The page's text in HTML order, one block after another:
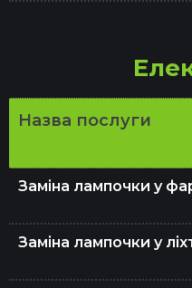
Назва послуги
Заміна лампочки у
Заміна лампочки у